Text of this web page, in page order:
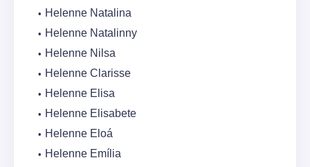
Helenne Natalina
Helenne Natalinny
Helenne Nilsa
Helenne Clarisse
Helenne Elisa
Helenne Elisabete
Helenne Eloá
Helenne Emília